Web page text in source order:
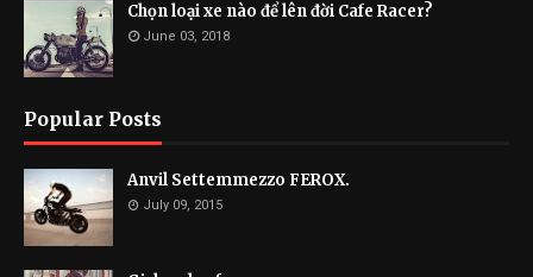
Chọn loại xe nào để lên đời Cafe Racer?
June 03, 2018
Popular Posts
Anvil Settemmezzo FEROX.
July 09, 2015